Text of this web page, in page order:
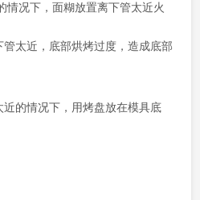
况下，面糊放置离下管太近火
太近，底部烘烤过度，造成底部
的情况下，用烤盘放在模具底